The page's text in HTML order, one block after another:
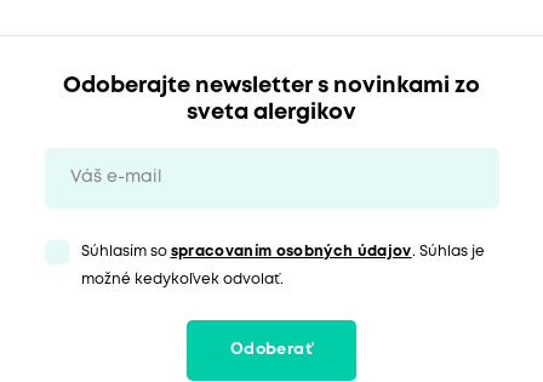
Odoberajte newsletter s novinkami zo
sveta alergikov
Súhlasím so spracovaním osobných údajov. Súhlas je
možné kedykoľvek odvolať.
Odoberať